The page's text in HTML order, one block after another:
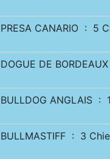
PRESA CANARIO : 5
DOGUE DE
BULLDOG ANGLAIS :
BULLMASTIFF : 3